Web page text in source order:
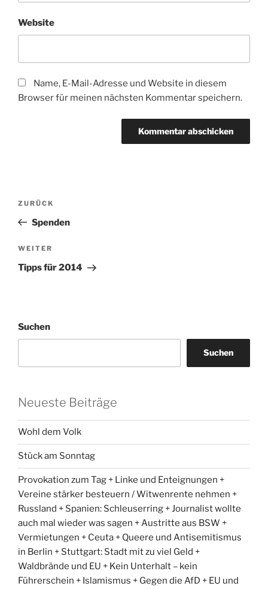
Website
Name, E-Mail-Adresse und Website in diesem
Browser für meinen nächsten Kommentar speichern.
Beitragsnavigation
Vorheriger
Beitrag
ZURÜCK
Spenden
Nächster
Beitrag
WEITER
Tipps für 2014
Suchen
Suchen
Neueste Beiträge
Wohl dem Volk
Stück am Sonntag
Provokation zum Tag + Linke und Enteignungen +
Vereine stärker besteuern / Witwenrente nehmen +
Russland + Spanien: Schleuserring + Journalist wollte
auch mal wieder was sagen + Austritte aus BSW +
Vermietungen + Ceuta + Queere und Antisemitismus
in Berlin + Stuttgart: Stadt mit zu viel Geld +
Waldbrände und EU + Kein Unterhalt – kein
Führerschein + Islamismus + Gegen die AfD + EU und